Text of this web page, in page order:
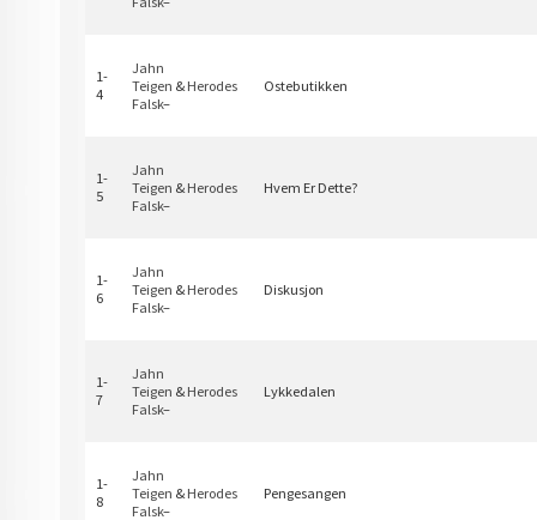
1-
4
Jahn
Teigen & Herodes
Falsk–
Ostebutikken
1-
5
Jahn
Teigen & Herodes
Falsk–
Hvem Er Dette?
1-
6
Jahn
Teigen & Herodes
Falsk–
Diskusjon
1-
7
Jahn
Teigen & Herodes
Falsk–
Lykkedalen
1-
8
Jahn
Teigen & Herodes
Falsk–
Pengesangen